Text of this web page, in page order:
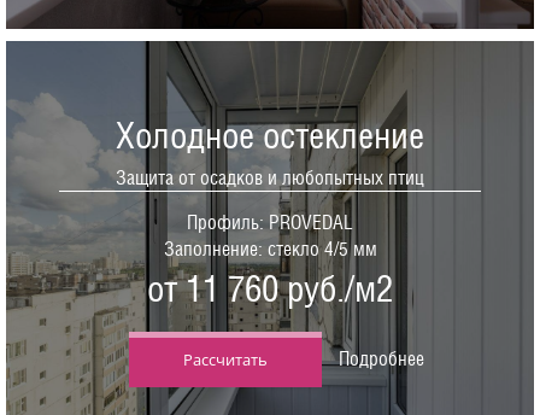
Холодное остекление
Защита от осадков и любопытных птиц
Профиль: PROVEDAL
Заполнение: стекло 4/5 мм
от 11 760 руб./м2
Рассчитать Подробнее